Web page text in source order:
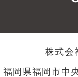
株式
福岡県福岡市中